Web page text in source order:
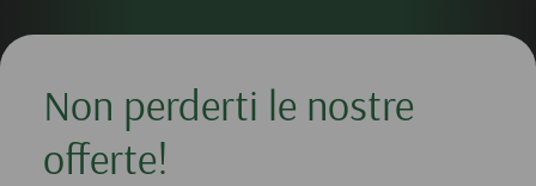
Non perderti le nostre
offerte!